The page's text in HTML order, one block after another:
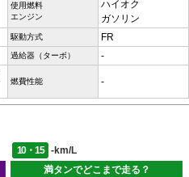
使用燃料
エンジン
ハイオク
ガソリン
駆動方式 FR
過給器（ターボ） -
燃費性能 -
10・15
-km/L
満タンでどこまで走る？